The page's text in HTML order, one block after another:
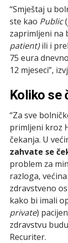
“Smještaj u
ste kao Public
zaprimljeni na
patient)ili i
75 eura
12 mjeseci”,
Koliko se
“Za sve
primljeni kroz
čekanja. U
zahvate se
problem za
razloga,
zdravstveno
kako bi imali
private)
zdravstvu
Recuriter.